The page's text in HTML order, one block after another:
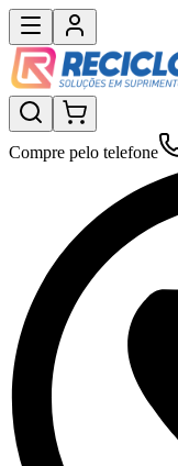
Compre pelo telefone